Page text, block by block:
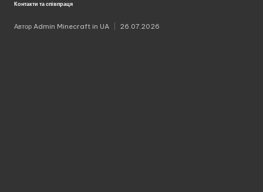
Контакти та співпраця
Опубліковано
Автор Admin Minecraft in UA 26.07.2026